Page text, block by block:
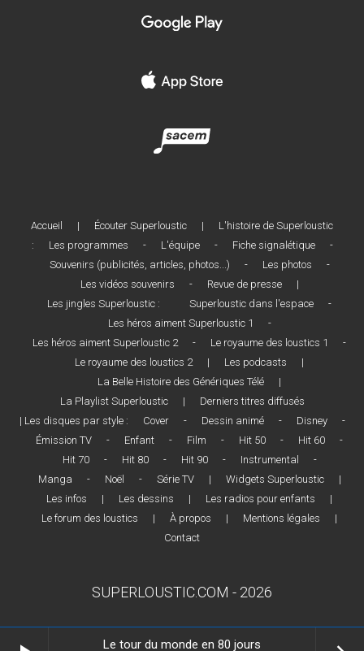
Le tour du monde en 80 jours
Accueil | Écouter Superloustic |
L'histoire de Superloustic
:
Les programmes - L'équipe - Fiche signalétique
-
Souvenirs (publicités, articles, photos...)
- Les photos
-
Les vidéos souvenirs
- Revue de presse
|
Les jingles Superloustic :
Superloustic dans l'espace
-
Les héros aiment Superloustic 1
-
Les héros aiment Superloustic 2
- Le royaume des loustics 1
-
Le royaume des loustics 2
| Les podcasts
|
La Belle Histoire des Génériques Télé
|
La Playlist Superloustic
|
Derniers titres diffusés
| Les disques par style :
Cover - Dessin animé - Disney
-
Émission TV
- Enfant - Film - Hit 50 - Hit 60
-
Hit 70
- Hit 80 - Hit 90 - Instrumental
-
Manga
- Noël - Série TV | Widgets Superloustic
|
Les infos
| Les dessins | Les radios pour enfants
|
Le forum des loustics
| À propos | Mentions légales
|
Contact
SUPERLOUSTIC.COM - 2026